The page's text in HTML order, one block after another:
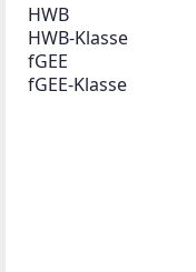
HWB
HWB-Klasse
fGEE
fGEE-Klasse